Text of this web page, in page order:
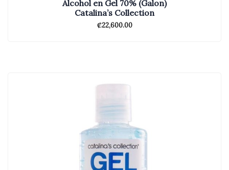
Alcohol en Gel 70% (Galon)
Catalina’s Collection
₡22,600.00